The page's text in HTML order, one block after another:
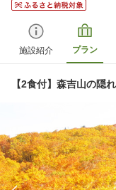
施設紹介 プラン
【2食付】森吉山の隠